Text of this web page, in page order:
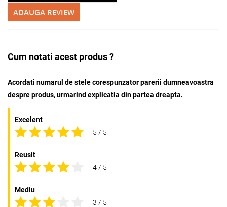
ADAUGA REVIEW
Cum notati acest produs ?
Acordati numarul de stele corespunzator parerii dumneavoastra
despre produs, urmarind explicatia din partea dreapta.
Excelent
5 / 5
Reusit
4 / 5
Mediu
3 / 5